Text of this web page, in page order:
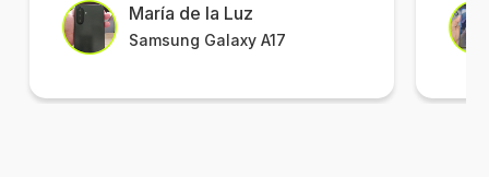
María de la Luz
Samsung Galaxy A17